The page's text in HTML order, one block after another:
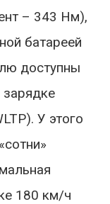
– 343 Нм),
батареей
доступны
зарядке
У этого
180 км/ч